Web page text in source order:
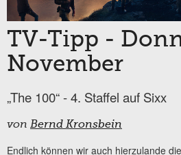
TV-Tipp -
November
„The 100“ - 4. Staffel auf Sixx
von Bernd Kronsbein
Endlich können wir auch hierzulande